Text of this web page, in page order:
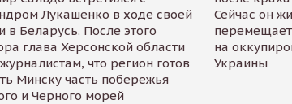
Лукашенко в ходе своей
в Беларусь. После этого
глава Херсонской области
что регион готов
Минску часть побережья
и Черного морей
Сейчас он
на
Украины